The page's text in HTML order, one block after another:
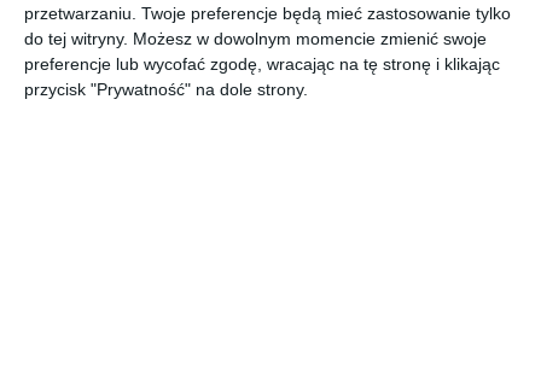
przetwarzaniu. Twoje preferencje będą mieć zastosowanie tylko
do tej witryny. Możesz w dowolnym momencie zmienić swoje
preferencje lub wycofać zgodę, wracając na tę stronę i klikając
przycisk "Prywatność" na dole strony.